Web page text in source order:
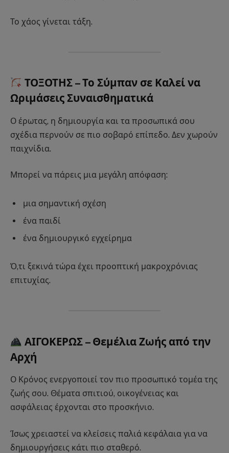
Το χάος γίνεται τάξη.
ΤΟΞΟΤΗΣ – Το Σύμπαν σε Καλεί να
Ωριμάσεις Συναισθηματικά
Ο έρωτας, η δημιουργία και τα προσωπικά σου
σχέδια περνούν σε πιο σοβαρό επίπεδο. Δεν χωρούν
παιχνίδια.
Μπορεί να πάρεις μια μεγάλη απόφαση:
μια σημαντική σχέση
ένα παιδί
ένα δημιουργικό εγχείρημα
Ό,τι ξεκινά τώρα έχει προοπτική μακροχρόνιας
επιτυχίας.
ΑΙΓΟΚΕΡΩΣ – Θεμέλια Ζωής από την
Αρχή
Ο Κρόνος ενεργοποιεί τον πιο προσωπικό τομέα της
ζωής σου. Θέματα σπιτιού, οικογένειας και
ασφάλειας έρχονται στο προσκήνιο.
Ίσως χρειαστεί να κλείσεις παλιά κεφάλαια για να
δημιουργήσεις κάτι πιο σταθερό.